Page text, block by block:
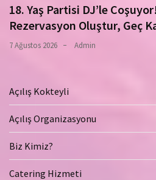
18. Yaş Partisi DJ’le
Rezervasyon Oluştur, Geç
7 Ağustos 2026 Admin
Açılış Kokteyli
Açılış Organizasyonu
Biz Kimiz?
Catering Hizmeti